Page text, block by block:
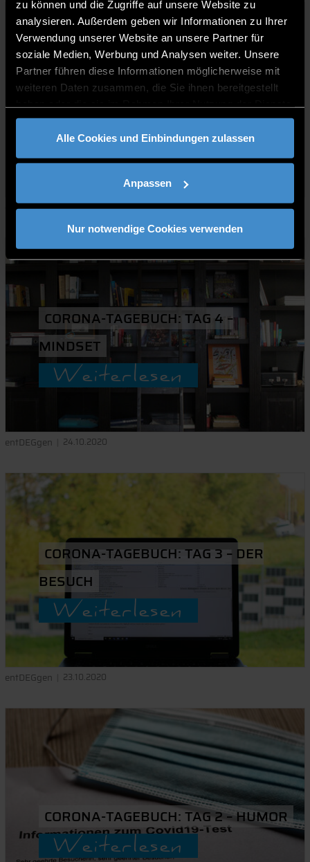
zu können und die Zugriffe auf unsere Website zu
analysieren. Außerdem geben wir Informationen zu Ihrer
Verwendung unserer Website an unsere Partner für
soziale Medien, Werbung und Analysen weiter. Unsere
Partner führen diese Informationen möglicherweise mit
weiteren Daten zusammen, die Sie ihnen bereitgestellt
gesammelt haben.
Alle Cookies und Einbindungen zulassen
Anpassen
Nur notwendige Cookies verwenden
CORONA-TAGEBUCH: TAG 5 – WORK,
WORK, WORK
Weiterlesen
entDEGgen 25.10.2020
CORONA-TAGEBUCH: TAG 4 –
MINDSET
Weiterlesen
entDEGgen 24.10.2020
CORONA-TAGEBUCH: TAG 3 – DER
BESUCH
Weiterlesen
entDEGgen 23.10.2020
CORONA-TAGEBUCH: TAG 2 – HUMOR
Weiterlesen